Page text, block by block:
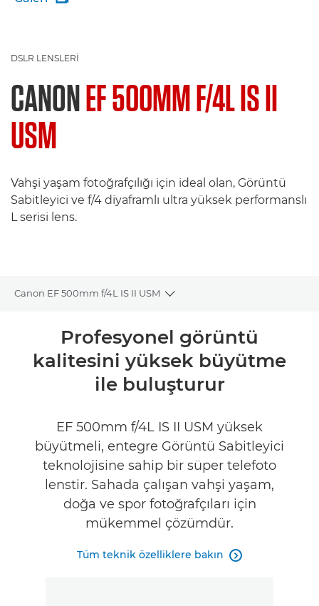
DSLR LENSLERI
CANONEF 500MM F/4L IS II
USM
Vahşi yaşam fotoğrafçılığı için ideal olan, Görüntü
Sabitleyici ve f/4 diyaframlı ultra yüksek performanslı
L serisi lens.
Canon EF 500mm f/4L IS II USM
Toggle breadcrumbs
Genel Bakış
Teknik Özellikler
Profesyonel görüntü
kalitesini yüksek büyütme
ile buluşturur
EF 500mm f/4L IS II USM yüksek
büyütmeli, entegre Görüntü Sabitleyici
teknolojisine sahip bir süper telefoto
lenstir. Sahada çalışan vahşi yaşam,
doğa ve spor fotoğrafçıları için
mükemmel çözümdür.
Tüm teknik özelliklere bakın 